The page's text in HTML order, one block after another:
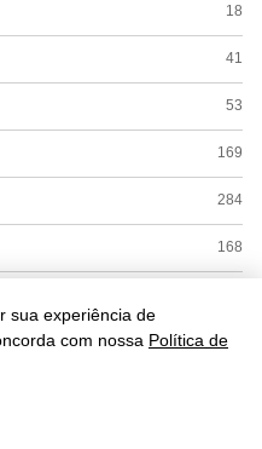
sua experiência de
com nossa Política de
18
41
53
169
284
168
56